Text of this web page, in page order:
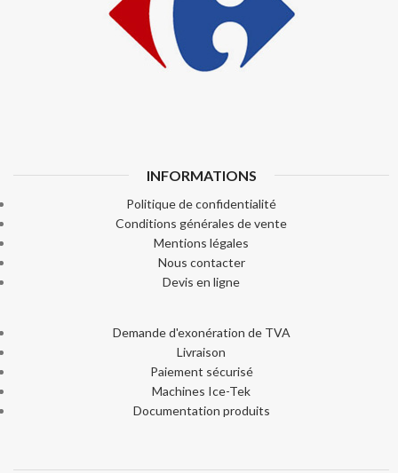
INFORMATIONS
Politique de confidentialité
Conditions générales de vente
Mentions légales
Nous contacter
Devis en ligne
Demande d'exonération de TVA
Livraison
Paiement sécurisé
Machines Ice-Tek
Documentation produits